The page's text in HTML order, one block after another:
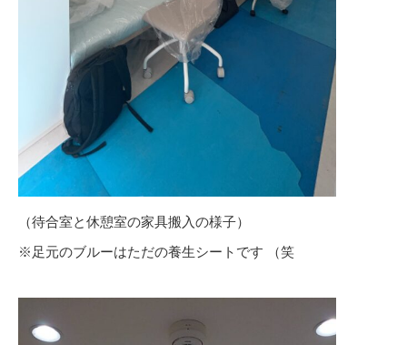
（待合室と休憩室の家具搬入の様子）
※足元のブルーはただの養生シートです （笑